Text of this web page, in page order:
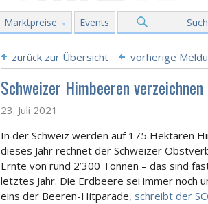
Marktpreise Events
zurück zur Übersicht vorherige
Schweizer Himbeeren
23. Juli 2021
In der Schweiz werden auf 175 Hektaren
dieses Jahr rechnet der Schweizer
Ernte von rund 2’300 Tonnen – das sind
letztes Jahr. Die Erdbeere sei immer noch
eins der Beeren-Hitparade, schreibt der